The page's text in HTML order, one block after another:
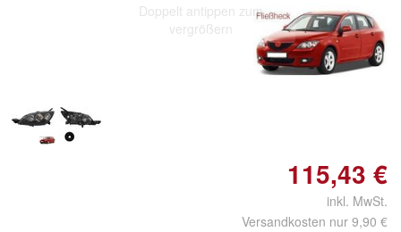
Doppelt antippen zum
vergrößern
115,43 €
inkl. MwSt.
Versandkosten nur 9,90 €